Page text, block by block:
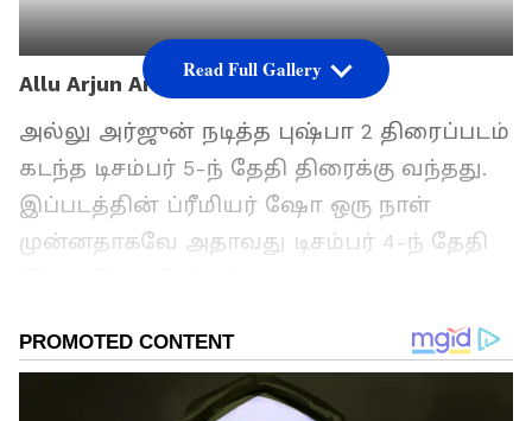
Allu Arjun Arrest
அல்லு அர்ஜுன் நடித்த புஷ்பா 2 திரைப்படம்
கடந்த டிசம்பர் 5-ந் தேதி திரைக்கு வந்தது.
இப்படத்தின் ப்ரீமியர் ஷோ ஒரு நாள்
முன்னதாகவே அதாவது டிசம்பர் 4-ந் தேதி
அந்த ப்ரீமியர் காட்சி திரையிடப்பட்டது.
அந்த காட்சியை காண நடிகர் அல்லு
Read Full Gallery